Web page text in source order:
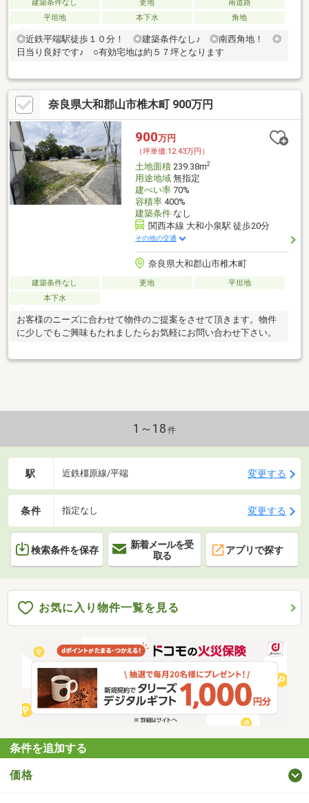
建築条件なし 更地
南道路
平坦地
本下水 角地
◎近鉄平端駅徒歩１０分！ ◎建築条件なし♪ ◎南西角地！ ◎
日当り良好です♪ ○有効宅地は約５７坪となります
奈良県大和郡山市椎木町 900万円
900万円
（坪単価:12.43万円）
土地面積239.38m2
用途地域無指定
建ぺい率70%
容積率400%
建築条件なし
関西本線 大和小泉駅 徒歩20分
その他の交通
奈良県大和郡山市椎木町
建築条件なし 更地
平坦地
本下水
お客様のニーズに合わせて物件のご提案をさせて頂きます。物件
に少しでもご興味もたれましたらお気軽にお問い合わせ下さい。
1～18 件
駅 近鉄橿原線/平端 変更する
条件 指定なし 変更する
検索条件を保存
新着メールを受
取る
アプリで探す
お気に入り物件一覧を見る
条件を追加する
価格